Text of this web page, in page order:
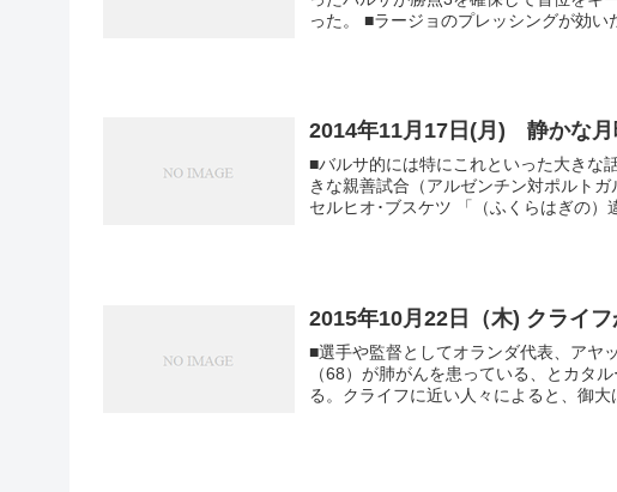
った。 ■ラージョのプレッシングが効
2014年11月17日(月) 静かな月
■バルサ的には特にこれといった大きな
きな親善試合（アルゼンチン対ポルト
セルヒオ･ブスケツ 「（ふくらはぎの）
2015年10月22日（木) クライフ
■選手や監督としてオランダ代表、アヤ
（68）が肺がんを患っている、とカタ
る。クライフに近い人々によると、御大